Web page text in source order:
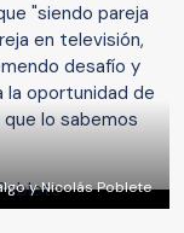
"siendo pareja
en televisión,
desafío y
la oportunidad de
lo sabemos
y Nicolás Poblete